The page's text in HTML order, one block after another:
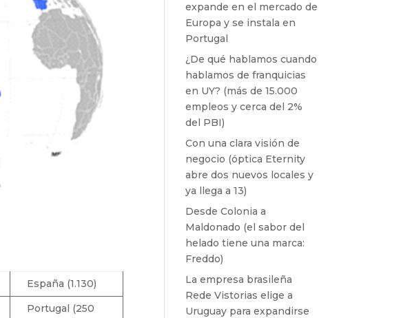
España (1.130)
Portugal (250
expande en el mercado de
Europa y se instala en
Portugal
¿De qué hablamos cuando
hablamos de franquicias
en UY? (más de 15.000
empleos y cerca del 2%
del PBI)
Con una clara visión de
negocio (óptica Eternity
abre dos nuevos locales y
ya llega a 13)
Desde Colonia a
Maldonado (el sabor del
helado tiene una marca:
Freddo)
La empresa brasileña
Rede Vistorias elige a
Uruguay para expandirse